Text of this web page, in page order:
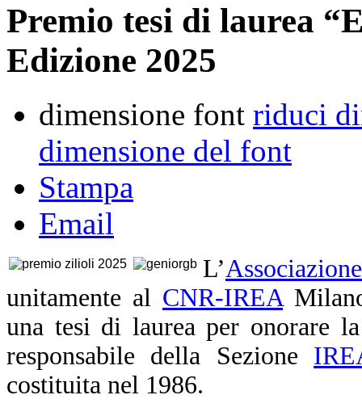
Premio tesi di laurea
Edizione 2025
dimensione font riduci
dimensione del font
Stampa
Email
L’
unitamente al CNR-IREA
una tesi di laurea per onorare
responsabile della Sezione
costituita nel 1986.